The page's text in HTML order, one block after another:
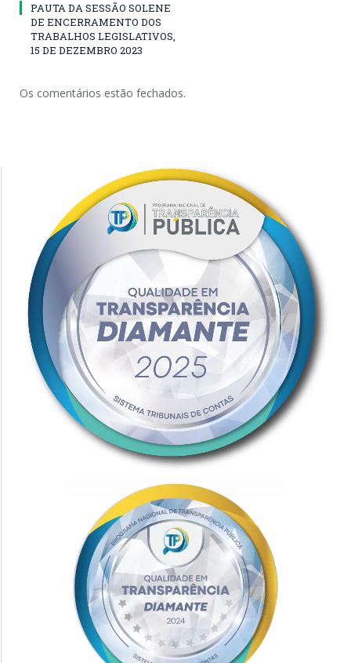
PAUTA DA SESSÃO SOLENE
DE ENCERRAMENTO DOS
TRABALHOS LEGISLATIVOS,
15 DE DEZEMBRO 2023
Os comentários estão fechados.